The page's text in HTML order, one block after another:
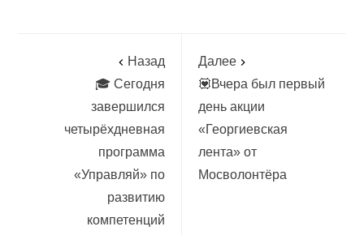
Назад
🎓 Сегодня
завершился
четырёхдневная
программа
«Управляй» по
развитию
компетенций
Далее
💟Вчера был первый
день акции
«Георгиевская
лента» от
Мосволонтёра